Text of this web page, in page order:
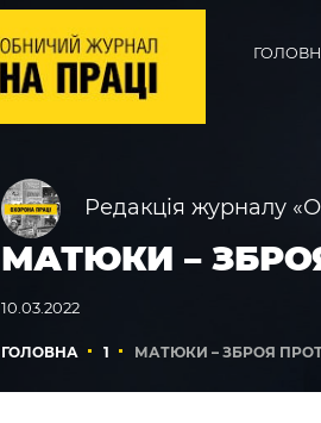
Редакція журналу
МАТЮКИ –
10.03.2022
ГОЛОВНА 1 МАТЮКИ – ЗБРОЯ